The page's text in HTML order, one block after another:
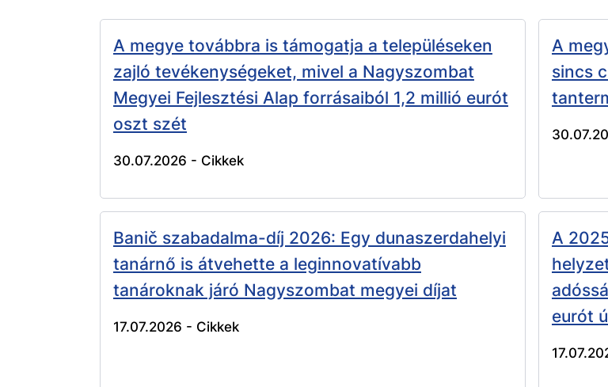
A megye továbbra is támogatja a településeken
zajló tevékenységeket, mivel a Nagyszombat
Megyei Fejlesztési Alap forrásaiból 1,2 millió eurót
oszt szét
30.07.2026 - Cikkek
A
sincs
Banič szabadalma-díj 2026: Egy dunaszerdahelyi
tanárnő is átvehette a leginnovatívabb
tanároknak járó Nagyszombat megyei díjat
17.07.2026 - Cikkek
A
eurót